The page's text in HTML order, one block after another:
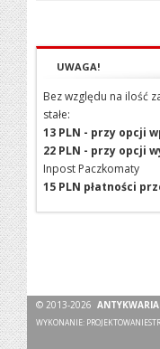
UWAGA!
Bez względu na ilość
stałe:
13 PLN - przy opcji
22 PLN - przy opcji
Inpost Paczkomaty
15 PLN płatności
© 2013-2026
WYKONANIE: